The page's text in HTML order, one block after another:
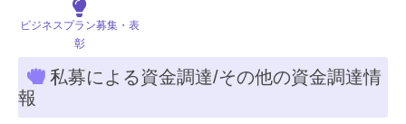
ビジネスプラン募集・表
彰
私募による資金調達/その他の資金調達情
報